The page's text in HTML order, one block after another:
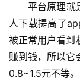
首
页
平台原理就
人下载提高了
被正常用户看到
赚到钱，所以它
0.8~1.5元不等